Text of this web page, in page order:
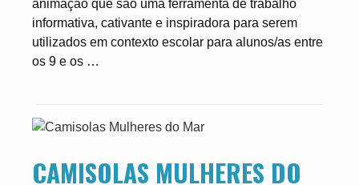
animação que são uma ferramenta de trabalho
informativa, cativante e inspiradora para serem
utilizados em contexto escolar para alunos/as entre
os 9 e os …
CAMISOLAS MULHERES DO